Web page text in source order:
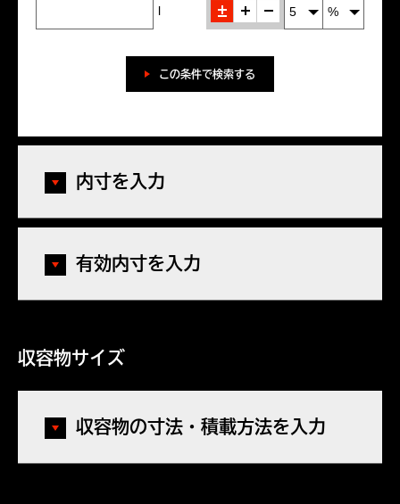
l ＋
この条件で検索する
内寸を入力
有効内寸を入力
収容物サイズ
収容物の寸法・積載方法を入力